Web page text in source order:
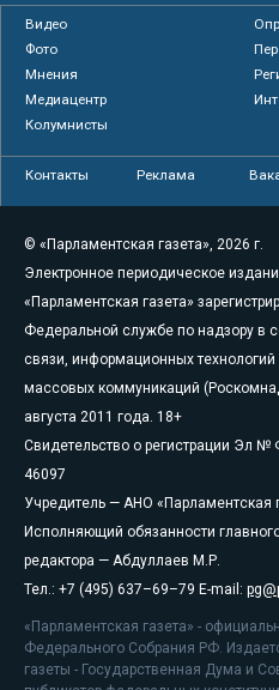
Видео
Фото
Мнения
Медиацентр
Колумнисты
Контакты Реклама
© «Парламентская газета», 2026 г.
Электронное периодическое
«Парламентская газета»
Федеральной службе по надзору в
связи, информационных технологий
массовых коммуникаций
августа 2011 года. 18+
Свидетельство о регистрации Эл №
46097
Учредитель — АНО «Парламентская
Исполняющий обязанности
редактора — Абдуллаев М.Р.
Тел.: +7 (495) 637–69–79 E-mail:
«Парламентская газета» -
Федерального Собрания РФ.
газеты - Государственная Дума и